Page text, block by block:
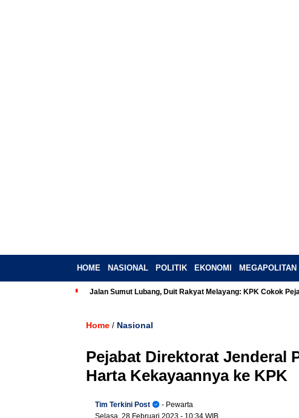
HOME NASIONAL POLITIK EKONOMI MEGAPOLITAN
Jalan Sumut Lubang, Duit Rakyat Melayang: KPK Cokok
Home / Nasional
Pejabat Direktorat Jenderal
Harta Kekayaannya ke KPK
Tim Terkini Post
- Pewarta
Selasa, 28 Februari 2023 - 10:34 WIB